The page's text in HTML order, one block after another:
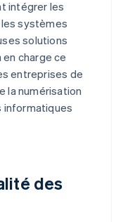
intégrer les
les systèmes
solutions
charge ce
entreprises de
la numérisation
informatiques
des